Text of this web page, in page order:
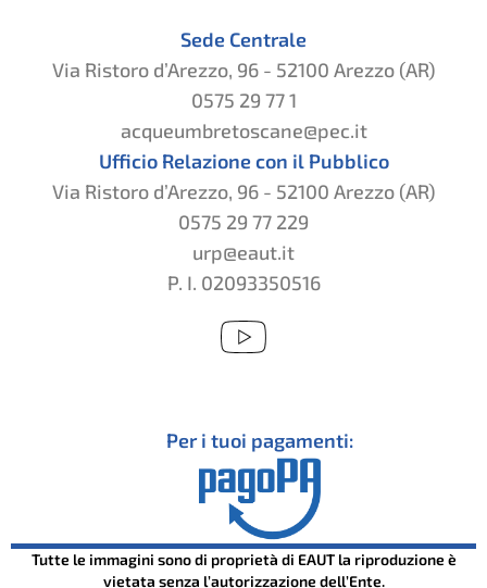
Sede Centrale
Via Ristoro d’Arezzo, 96 - 52100 Arezzo (AR)
0575 29 77 1
acqueumbretoscane@pec.it
Ufficio Relazione con il Pubblico
Via Ristoro d’Arezzo, 96 - 52100 Arezzo (AR)
0575 29 77 229
urp@eaut.it
P. I. 02093350516
Per i tuoi pagamenti:
Tutte le immagini sono di proprietà di EAUT la riproduzione è
vietata senza l’autorizzazione dell’Ente.